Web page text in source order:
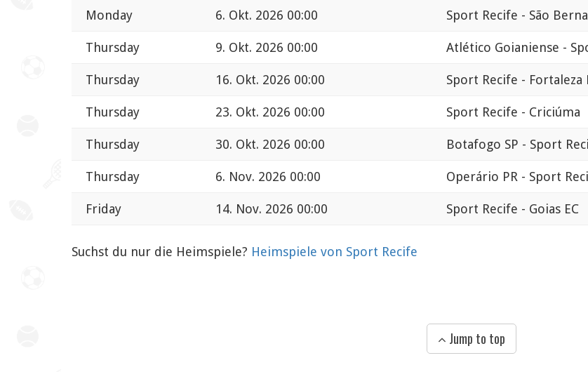
Monday 6. Okt. 2026 00:00 Sport Recife - São
Thursday 9. Okt. 2026 00:00 Atlético Goianiense -
Thursday 16. Okt. 2026 00:00 Sport Recife - Fortaleza
Thursday 23. Okt. 2026 00:00 Sport Recife - Criciúma
Thursday 30. Okt. 2026 00:00 Botafogo SP - Sport
Thursday 6. Nov. 2026 00:00 Operário PR - Sport
Friday 14. Nov. 2026 00:00 Sport Recife - Goias EC
Suchst du nur die Heimspiele? Heimspiele von Sport Recife
Jump to top